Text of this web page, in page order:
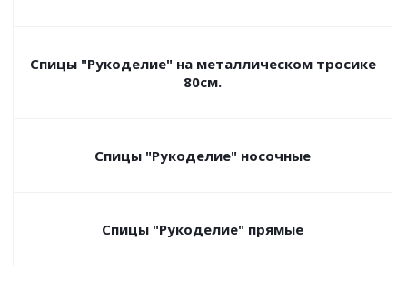
Спицы "Рукоделие" на металлическом тросике
80см.
Спицы "Рукоделие" носочные
Спицы "Рукоделие" прямые